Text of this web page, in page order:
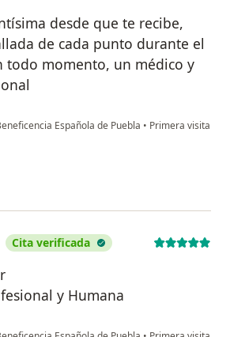
desde que te recibe,
de cada punto durante el
todo momento, un médico y
Española de Puebla • Primera visita
Angel Parra L.
Cita verificada
y Humana